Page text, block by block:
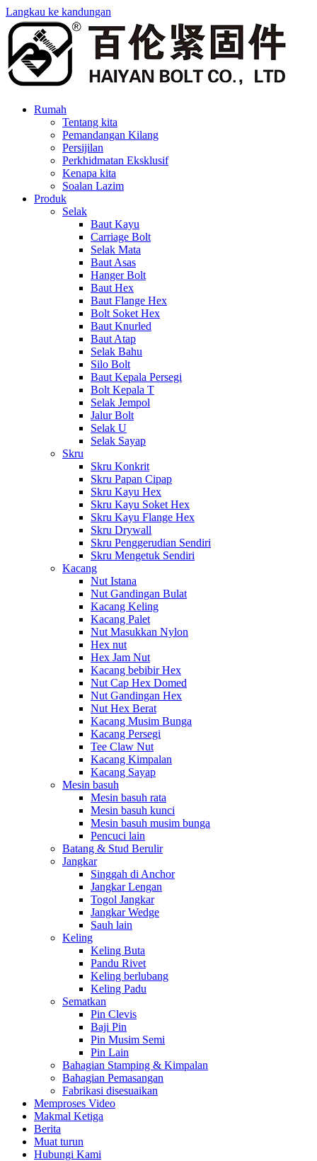
Langkau ke kandungan
Rumah
Tentang kita
Pemandangan Kilang
Persijilan
Perkhidmatan Eksklusif
Kenapa kita
Soalan Lazim
Produk
Selak
Baut Kayu
Carriage Bolt
Selak Mata
Baut Asas
Hanger Bolt
Baut Hex
Baut Flange Hex
Bolt Soket Hex
Baut Knurled
Baut Atap
Selak Bahu
Silo Bolt
Baut Kepala Persegi
Bolt Kepala T
Selak Jempol
Jalur Bolt
Selak U
Selak Sayap
Skru
Skru Konkrit
Skru Papan Cipap
Skru Kayu Hex
Skru Kayu Soket Hex
Skru Kayu Flange Hex
Skru Drywall
Skru Penggerudian Sendiri
Skru Mengetuk Sendiri
Kacang
Nut Istana
Nut Gandingan Bulat
Kacang Keling
Kacang Palet
Nut Masukkan Nylon
Hex nut
Hex Jam Nut
Kacang bebibir Hex
Nut Cap Hex Domed
Nut Gandingan Hex
Nut Hex Berat
Kacang Musim Bunga
Kacang Persegi
Tee Claw Nut
Kacang Kimpalan
Kacang Sayap
Mesin basuh
Mesin basuh rata
Mesin basuh kunci
Mesin basuh musim bunga
Pencuci lain
Batang & Stud Berulir
Jangkar
Singgah di Anchor
Jangkar Lengan
Togol Jangkar
Jangkar Wedge
Sauh lain
Keling
Keling Buta
Pandu Rivet
Keling berlubang
Keling Padu
Sematkan
Pin Clevis
Baji Pin
Pin Musim Semi
Pin Lain
Bahagian Stamping & Kimpalan
Bahagian Pemasangan
Fabrikasi disesuaikan
Memproses Video
Makmal Ketiga
Berita
Muat turun
Hubungi Kami